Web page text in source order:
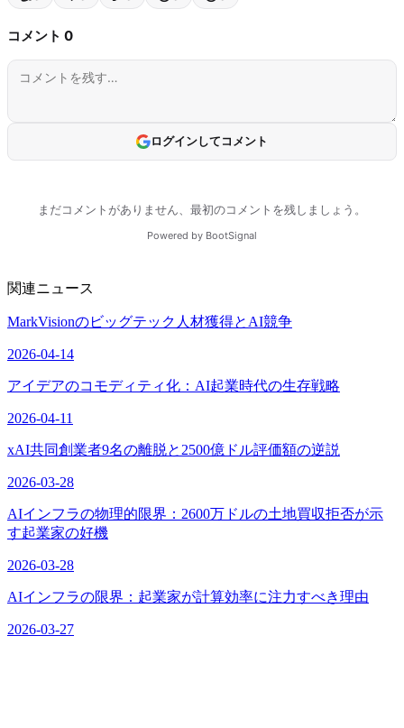
関連ニュース
MarkVisionのビッグテック人材獲得とAI競争
2026-04-14
アイデアのコモディティ化：AI起業時代の生存戦略
2026-04-11
xAI共同創業者9名の離脱と2500億ドル評価額の逆説
2026-03-28
AIインフラの物理的限界：2600万ドルの土地買収拒否が示
す起業家の好機
2026-03-28
AIインフラの限界：起業家が計算効率に注力すべき理由
2026-03-27